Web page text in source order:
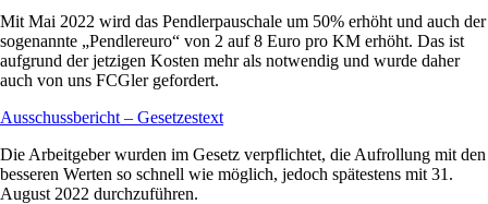
Mit Mai 2022 wird das Pendlerpauschale um 50% erhöht und auch der
sogenannte „Pendlereuro“ von 2 auf 8 Euro pro KM erhöht. Das ist
aufgrund der jetzigen Kosten mehr als notwendig und wurde daher
auch von uns FCGler gefordert.
Ausschussbericht – Gesetzestext
Die Arbeitgeber wurden im Gesetz verpflichtet, die Aufrollung mit den
besseren Werten so schnell wie möglich, jedoch spätestens mit 31.
August 2022 durchzuführen.